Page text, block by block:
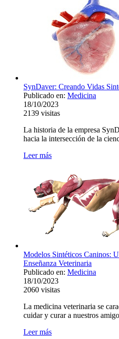
SynDaver: Creando Vidas
Publicado en: Medicina
18/10/2023
2139 visitas
La historia de la empresa
hacia la intersección de la
Leer más
Modelos Sintéticos Caninos:
Enseñanza Veterinaria
Publicado en: Medicina
18/10/2023
2060 visitas
La medicina veterinaria se
cuidar y curar a nuestros
Leer más